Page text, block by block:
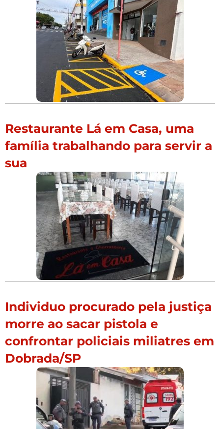
Restaurante Lá em Casa, uma
família trabalhando para servir a
sua
Individuo procurado pela justiça
morre ao sacar pistola e
confrontar policiais miliatres em
Dobrada/SP